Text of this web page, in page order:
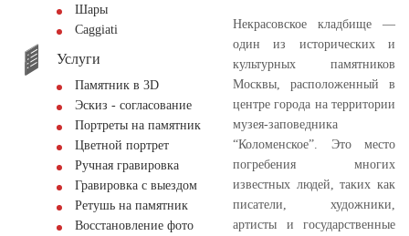
Шары
Сaggiati
Услуги
Памятник в 3D
Эскиз - согласование
Портреты на памятник
Цветной портрет
Ручная гравировка
Гравировка с выездом
Ретушь на памятник
Восстановление фото
Некрасовское кладбище —
один из исторических и
культурных памятников
Москвы, расположенный в
центре города на территории
музея-заповедника
“Коломенское”. Это место
погребения многих
известных людей, таких как
писатели, художники,
артисты и государственные